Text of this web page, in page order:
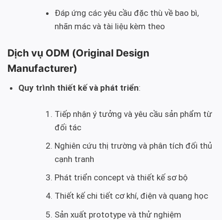
Đáp ứng các yêu cầu đặc thù về bao bì,
nhãn mác và tài liệu kèm theo
Dịch vụ ODM (Original Design
Manufacturer)
Quy trình thiết kế và phát triển:
Tiếp nhận ý tưởng và yêu cầu sản phẩm từ
đối tác
Nghiên cứu thị trường và phân tích đối thủ
cạnh tranh
Phát triển concept và thiết kế sơ bộ
Thiết kế chi tiết cơ khí, điện và quang học
Sản xuất prototype và thử nghiệm